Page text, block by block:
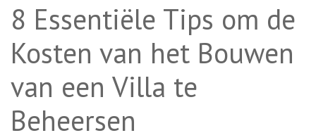
8 Essentiële Tips om de
Kosten van het Bouwen
van een Villa te
Beheersen